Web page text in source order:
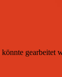
gearbeitet